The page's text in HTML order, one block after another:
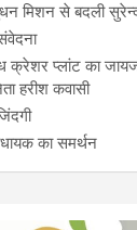
मिशन से बदली
क्रेशर प्लांट का
हरीश कवासी
का समर्थन